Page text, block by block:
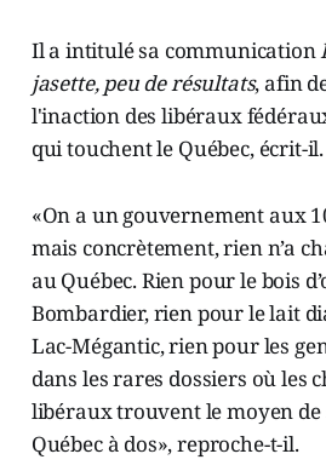
Il a intitulé sa communication
jasette, peu de résultats, afin
l'inaction des libéraux
qui touchent le Québec, écrit-il.
«On a un gouvernement aux
mais concrètement, rien n’a
au Québec. Rien pour le bois
Bombardier, rien pour le lait
Lac-Mégantic, rien pour les
dans les rares dossiers où les
libéraux trouvent le moyen de
Québec à dos», reproche-t-il.